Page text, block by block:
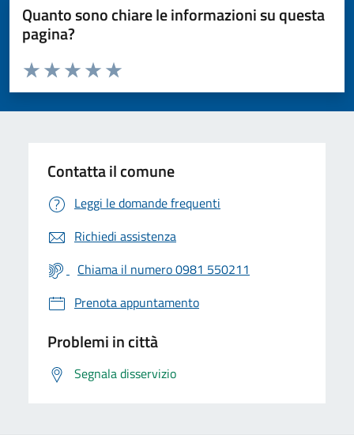
Quanto sono chiare le informazioni su questa
pagina?
Valuta da 1 a 5 stelle la pagina
Valuta 5 stelle su 5
Valuta 4 stelle su 5
Valuta 3 stelle su 5
Valuta 2 stelle su 5
Valuta 1 stelle su 5
Contatta il comune
Leggi le domande frequenti
Richiedi assistenza
Chiama il numero 0981 550211
Prenota appuntamento
Problemi in città
Segnala disservizio